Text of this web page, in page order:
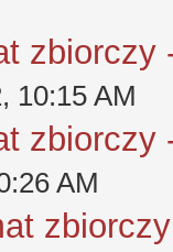
zbiorczy
10:15 AM
zbiorczy
AM